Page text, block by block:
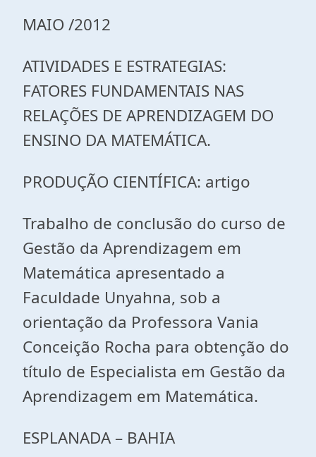
MAIO /2012
ATIVIDADES E ESTRATEGIAS:
FATORES FUNDAMENTAIS NAS
RELAÇÕES DE APRENDIZAGEM DO
ENSINO DA MATEMÁTICA.
PRODUÇÃO CIENTÍFICA: artigo
Trabalho de conclusão do curso de
Gestão da Aprendizagem em
Matemática apresentado a
Faculdade Unyahna, sob a
orientação da Professora Vania
Conceição Rocha para obtenção do
título de Especialista em Gestão da
Aprendizagem em Matemática.
ESPLANADA – BAHIA